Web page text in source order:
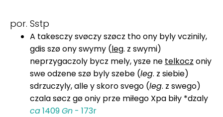
por. Sstp
A takesczy svøczy szøcz tho ony byly vczinily,
gdis szø ony swymy (leg. z swymi)
neprzygaczoly bycz mely, ysze ne telkocz oniy
swe odzene szø byly szebe (leg. z siebie)
sdrzuczyly, alle y skoro svego (leg. z swego)
czala søcz gø oniy prze miłego Xpa biły *dzaly
ca1409Gn - 173r